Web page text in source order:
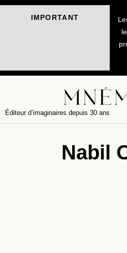
IMPORTANT
Éditeur d’imaginaires depuis 30 ans
Nabil